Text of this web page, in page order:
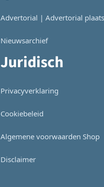
Advertorial | Advertorial
Nieuwsarchief
Juridisch
Privacyverklaring
Cookiebeleid
Algemene voorwaarden Shop
Disclaimer